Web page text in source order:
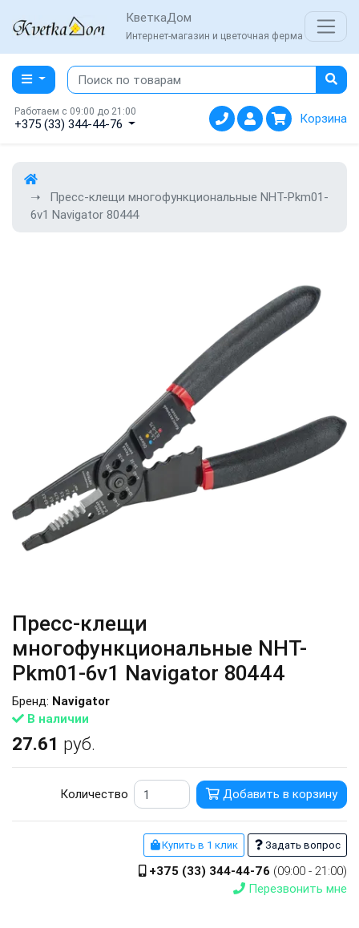
КветкаДом
Интернет-магазин и цветочная ферма
Работаем с 09:00 до 21:00
+375 (33) 344-44-76 Корзина
Пресс-клещи многофункциональные NHT-Pkm01-
6v1 Navigator 80444
Пресс-клещи
многофункциональные NHT-
Pkm01-6v1 Navigator 80444
В наличии
Бренд: Navigator
27.61 руб.
Количество Добавить в корзину
Купить в 1 клик Задать вопрос
+375 (33) 344-44-76 (09:00 - 21:00)
Перезвонить мне